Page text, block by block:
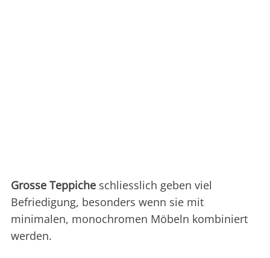
Grosse Teppiche schliesslich geben viel
Befriedigung, besonders wenn sie mit
minimalen, monochromen Möbeln kombiniert
werden.